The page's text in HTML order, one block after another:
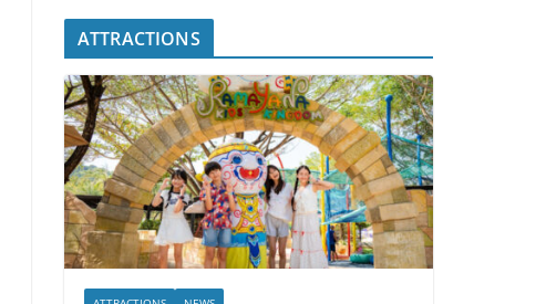
ATTRACTIONS